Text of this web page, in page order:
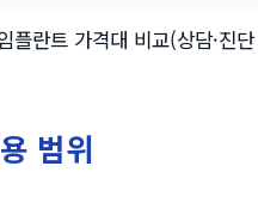
플란트 가격대 비교(상담·진
범위